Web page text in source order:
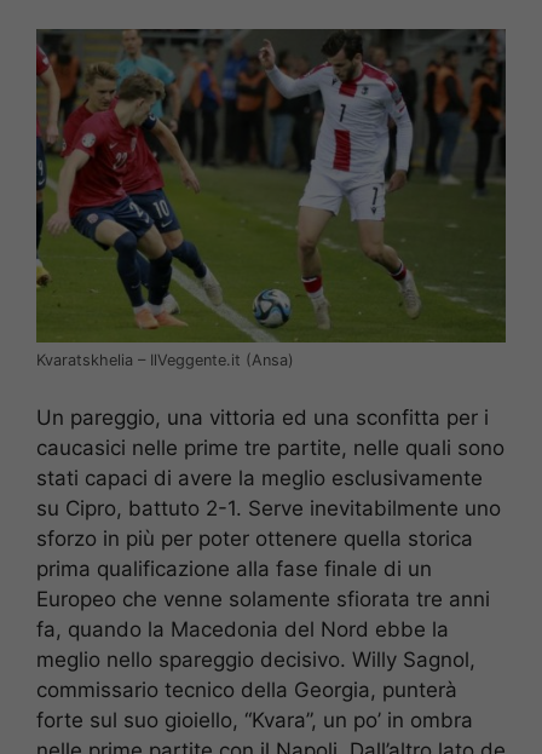
Kvaratskhelia – IlVeggente.it (Ansa)
Un pareggio, una vittoria ed una sconfitta per i
caucasici nelle prime tre partite, nelle quali sono
stati capaci di avere la meglio esclusivamente
su Cipro, battuto 2-1. Serve inevitabilmente uno
sforzo in più per poter ottenere quella storica
prima qualificazione alla fase finale di un
Europeo che venne solamente sfiorata tre anni
fa, quando la Macedonia del Nord ebbe la
meglio nello spareggio decisivo. Willy Sagnol,
commissario tecnico della Georgia, punterà
forte sul suo gioiello, “Kvara”, un po’ in ombra